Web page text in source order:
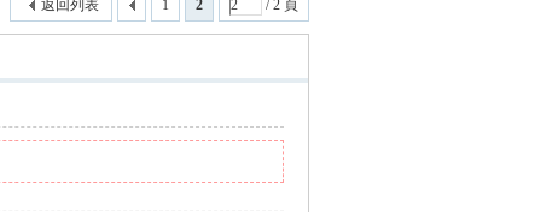
1 2 / 2 頁
返回列表